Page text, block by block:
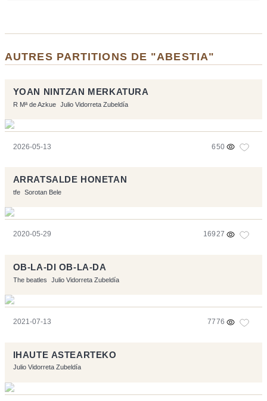
AUTRES PARTITIONS DE "ABESTIA"
YOAN NINTZAN MERKATURA
R Mª de Azkue Julio Vidorreta Zubeldía
2026-05-13 650
ARRATSALDE HONETAN
tfe Sorotan Bele
2020-05-29 16927
OB-LA-DI OB-LA-DA
The beatles Julio Vidorreta Zubeldía
2021-07-13 7776
IHAUTE ASTEARTEKO
Julio Vidorreta Zubeldía